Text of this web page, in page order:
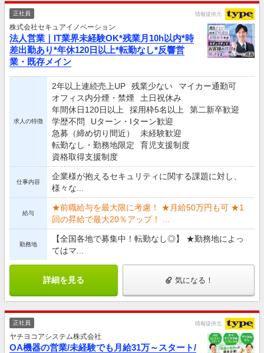
正社員 情報提供元
株式会社セキュアイノベーション
法人営業｜IT業界未経験OK*残業月10h以内*時
差出勤あり*年休120日以上*転勤なし*反響営
業・既存メイン
求人の特徴
2年以上連続売上UP 残業少ない
マイカー通勤可
オフィス内分煙・禁煙
土日祝休み
年間休日120日以上
採用枠5名以上
第二新卒歓迎
学歴不問
Uターン・Iターン歓迎
急募（締め切り間近）
未経験歓迎
転勤なし・勤務地限定
育児支援制度
資格取得支援制度
仕事内容
企業様が抱えるセキュリティに関する課題に対し、
様々な...
給与
★前職給与を最大限に考慮！ ★月給50万円も可 ★1
回の昇給で最大20％アップ！ ...
勤務地
【全国各地で募集中！転勤なし◎】 ★勤務地によっ
てはマ...
詳細を見る 気になる！
正社員 情報提供元
ヤチヨコアシステム株式会社
OA機器の営業/未経験でも月給31万～スタート/